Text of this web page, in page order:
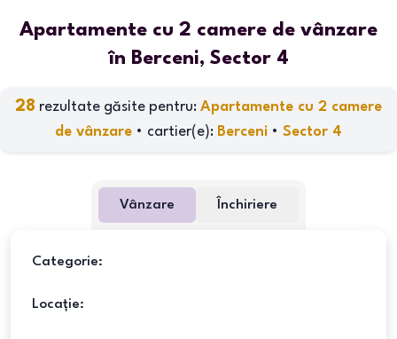
Apartamente cu 2 camere de vânzare
în Berceni, Sector 4
28 rezultate găsite pentru: Apartamente cu 2 camere
de vânzare • cartier(e): Berceni • Sector 4
Vânzare Închiriere
Categorie:
Locație: